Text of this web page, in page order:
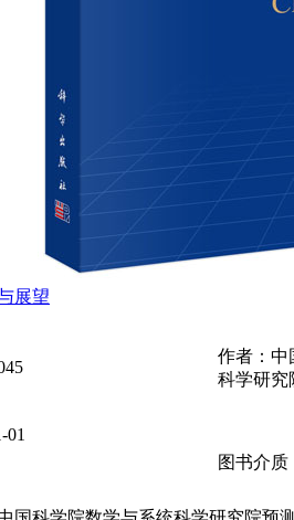
展望
作者：中
科学研究
01
图书介质